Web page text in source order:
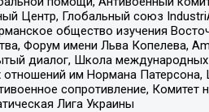
Центр, Глобальный союз
общество изучения
Форум имени Льва Копелева,
диалог, Школа
им Нормана
сопротивление, Комитет
Лига Украины